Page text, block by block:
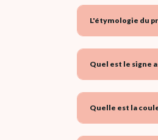
L'étymologie du
Quel est le signe
Quelle est la